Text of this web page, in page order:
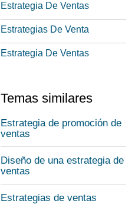
Estrategia De Ventas
Estrategias De Venta
Estrategia De Ventas
Temas similares
Estrategia de promoción de
ventas
Diseño de una estrategia de
ventas
Estrategias de ventas